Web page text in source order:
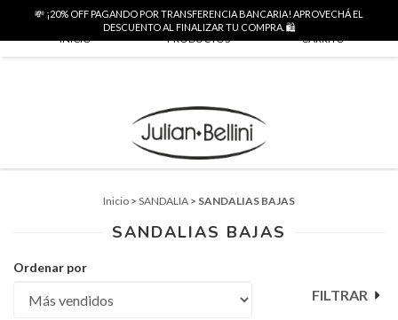
💸 ¡20% OFF PAGANDO POR TRANSFERENCIA BANCARIA! APROVECHÁ EL
DESCUENTO AL FINALIZAR TU COMPRA. 🛍️
INICIO PRODUCTOS CARRITO
0
Inicio > SANDALIA > SANDALIAS BAJAS
SANDALIAS BAJAS
Ordenar por
FILTRAR